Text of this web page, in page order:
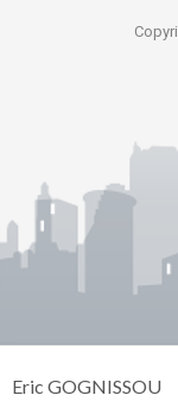
Eric GOGNISSOU